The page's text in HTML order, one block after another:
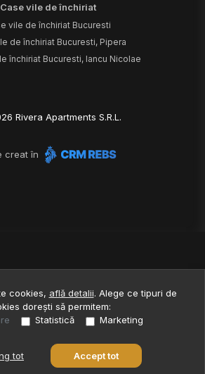
Solicită vizionare
Case vile de închiriat
vile de închiriat Bucuresti
de închiriat Bucuresti, Pipera
închiriat Bucuresti, Iancu Nicolae
Rivera Apartments S.R.L.
creat în
cookies, află detalii. Alege ce tipuri de
dorești să permitem:
Statistică Marketing
tot Accept tot